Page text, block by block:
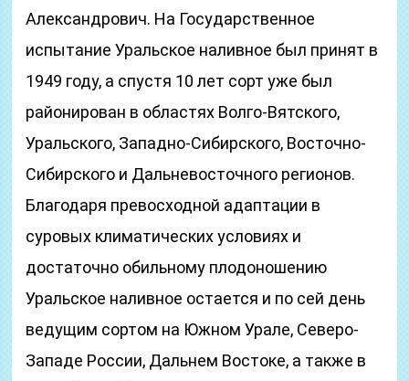
Александрович. На Государственное
испытание Уральское наливное был принят в
1949 году, а спустя 10 лет сорт уже был
районирован в областях Волго-Вятского,
Уральского, Западно-Сибирского, Восточно-
Сибирского и Дальневосточного регионов.
Благодаря превосходной адаптации в
суровых климатических условиях и
достаточно обильному плодоношению
Уральское наливное остается и по сей день
ведущим сортом на Южном Урале, Северо-
Западе России, Дальнем Востоке, а также в